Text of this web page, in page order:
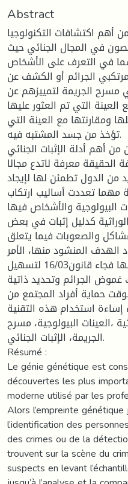
Abstract
أهم اكتشافات التكنولوجيا
في المجال الجنائي حيث
في التعرف على الأشخاص
الجرائم أو الكشف عن
الجريمة لتمييزهم عن
التي تم العثور عليها
ومقارنتها مع العينة التي
تؤخذ من جسد المشتبه فيه.
أهم أدلة الإثبات الجنائي
الحقيقة معرفة لاتدع مجالا
من الدول تطمئن لها لإيجاد
مهما تعددت أساليب ارتكاب
البيولوجية والأشخاص فيها.
كدليل إثبات في بعض
والصعوبات فيما يتعلق
المنشود منها، الأمر
الذي اقتضى وضع قانون خاص بها فجاء قانون16/03 لتسهيل
الجرائم وتحديد ذاتية
حماية أفراد المجتمع من
إساءة استخدام هذه التقنية.
،العينات البيولوجية، مسرح
الجريمة، الإثبات الجنائي.
Résumé :
Le génie génétique est
découvertes les plus
moderne utilisé par les
Alors l’empreinte
l’identification des
des crimes ou de la
trouvent sur la scène du
suspects en levant